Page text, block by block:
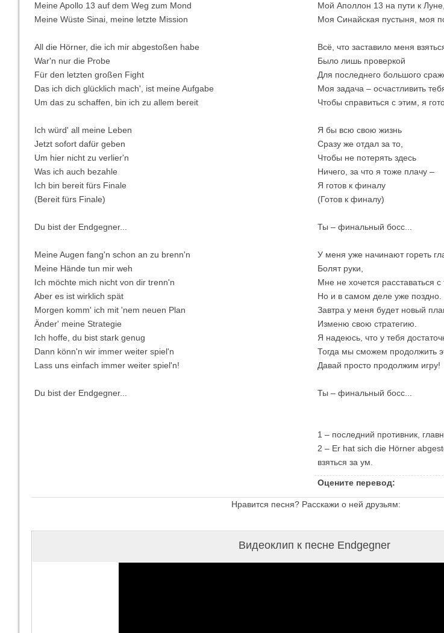
Meine Apollo 13 auf dem Weg zum Mond
Meine Wüste Sinai, meine letzte Mission
All die Hörner, die ich mir abgestoßen habe
War'n nur die Probe
Für den letzten großen Fight
Das ich dich glücklich mach', ist meine Aufgabe
Um das zu schaffen, bin ich zu allem bereit
Ich würd' all meine Leben
Jetzt sofort dafür geben
Um hier nicht zu verlier'n
Was ich auch bezahle
Ich bin bereit fürs Finale
(Bereit fürs Finale)
Du bist der Endgegner...
Meine Augen fang'n schon an zu brenn'n
Meine Hände tun mir weh
Ich möchte mich nicht von dir trenn'n
Aber es ist wirklich spät
Morgen komm' ich mit 'nem neuen Plan
Änder' meine Strategie
Ich hoffe, du bist stark genug
Dann könn'n wir immer weiter spiel'n
Lass uns einfach immer weiter spiel'n!
Du bist der Endgegner...
Мой Аполлон 13 на пути к Луне,
Моя Синайская пустыня, моя
Всё, что заставило меня
Было лишь проверкой
Для последнего большого
Моя задача – осчастливить
Чтобы справиться с этим, я
Я бы всю свою жизнь
Сразу же отдал за то,
Чтобы не потерять здесь
Ничего, за что я тоже плачу –
Я готов к финалу
(Готов к финалу)
Ты – финальный босс...
У меня уже начинают гореть
Болят руки,
Мне не хочется расставаться с
Но и в самом деле уже поздно.
Завтра у меня будет новый
Изменю свою стратегию.
Я надеюсь, что у тебя
Тогда мы сможем продолжить
Давай просто продолжим игру!
Ты – финальный босс...
1 – последний противник,
2 – Er hat sich die Hörner
взяться за ум.
Оцените перевод:
Нравится песня? Расскажи о ней друзьям:
Видеоклип к песне Endgegner